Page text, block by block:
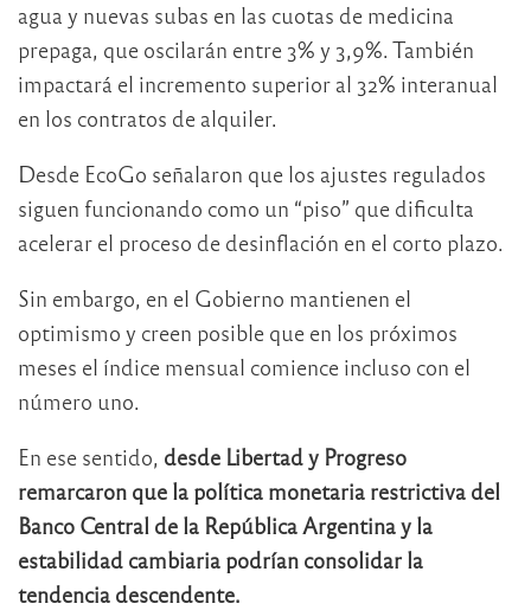
agua y nuevas subas en las cuotas de medicina
prepaga, que oscilarán entre 3% y 3,9%. También
impactará el incremento superior al 32% interanual
en los contratos de alquiler.
Desde EcoGo señalaron que los ajustes regulados
siguen funcionando como un “piso” que dificulta
acelerar el proceso de desinflación en el corto plazo.
Sin embargo, en el Gobierno mantienen el
optimismo y creen posible que en los próximos
meses el índice mensual comience incluso con el
número uno.
En ese sentido, desde Libertad y Progreso
remarcaron que la política monetaria restrictiva del
Banco Central de la República Argentinay la
estabilidad cambiaria podrían consolidar la
tendencia descendente.